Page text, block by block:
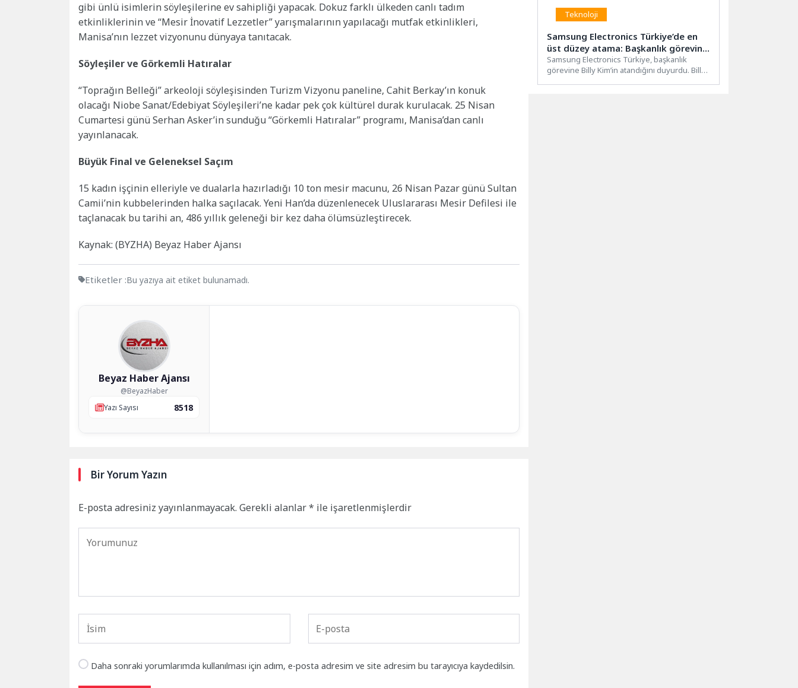
gibi ünlü isimlerin söyleşilerine ev sahipliği yapacak. Dokuz farklı ülkeden canlı tadım
etkinliklerinin ve “Mesir İnovatif Lezzetler” yarışmalarının yapılacağı mutfak etkinlikleri,
Manisa’nın lezzet vizyonunu dünyaya tanıtacak.
Söyleşiler ve Görkemli Hatıralar
“Toprağın Belleği” arkeoloji söyleşisinden Turizm Vizyonu paneline, Cahit Berkay’ın konuk
olacağı Niobe Sanat/Edebiyat Söyleşileri’ne kadar pek çok kültürel durak kurulacak. 25 Nisan
Cumartesi günü Serhan Asker’in sunduğu “Görkemli Hatıralar” programı, Manisa’dan canlı
yayınlanacak.
Büyük Final ve Geleneksel Saçım
15 kadın işçinin elleriyle ve dualarla hazırladığı 10 ton mesir macunu, 26 Nisan Pazar günü Sultan
Camii’nin kubbelerinden halka saçılacak. Yeni Han’da düzenlenecek Uluslararası Mesir Defilesi ile
taçlanacak bu tarihi an, 486 yıllık geleneği bir kez daha ölümsüzleştirecek.
Kaynak: (BYZHA) Beyaz Haber Ajansı
Etiketler :Bu yazıya ait etiket bulunamadı.
Beyaz Haber Ajansı
@BeyazHaber
Yazı Sayısı
8518
Bir Yorum Yazın
E-posta adresiniz yayınlanmayacak. Gerekli alanlar* ile işaretlenmişlerdir
Daha sonraki yorumlarımda kullanılması için adım, e-posta adresim ve site adresim bu tarayıcıya kaydedilsin.
Teknoloji
Samsung Electronics Türkiye’de en
üst düzey atama: Başkanlık görevine
Billy Kim atandı
Samsung Electronics Türkiye, başkanlık
görevine Billy Kim’in atandığını duyurdu. Billy